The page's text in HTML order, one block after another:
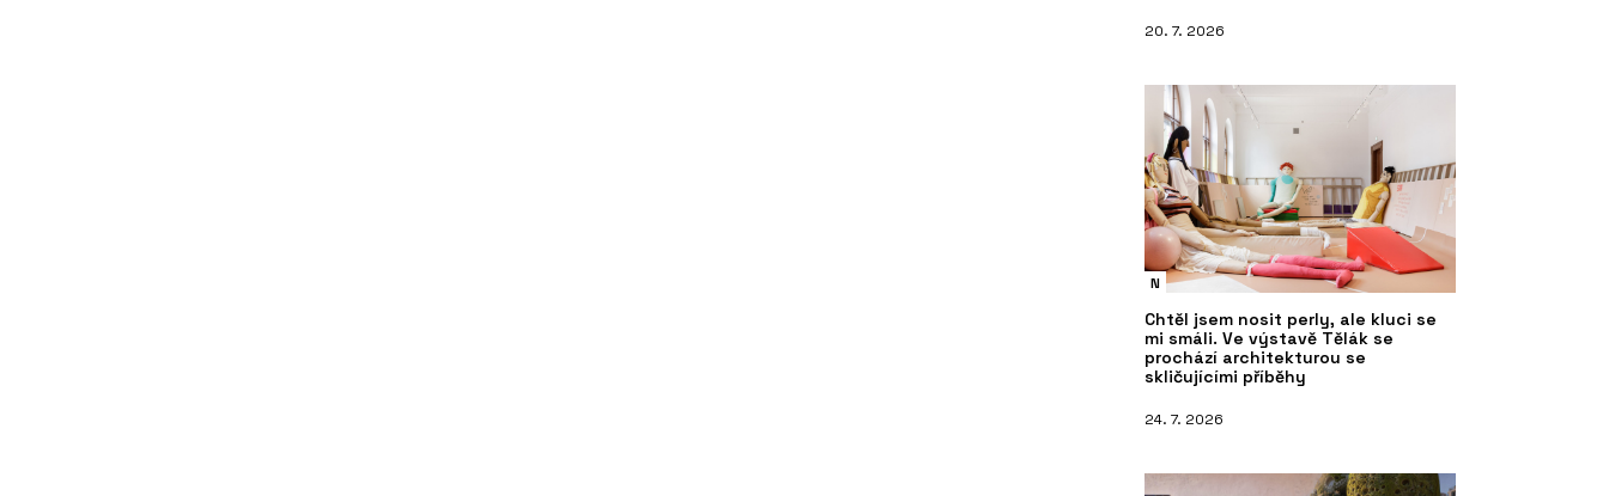
20. 7. 2026
N
Chtěl jsem nosit perly, ale kluci se
mi smáli. Ve výstavě Tělák se
prochází architekturou se
skličujícími příběhy
24. 7. 2026